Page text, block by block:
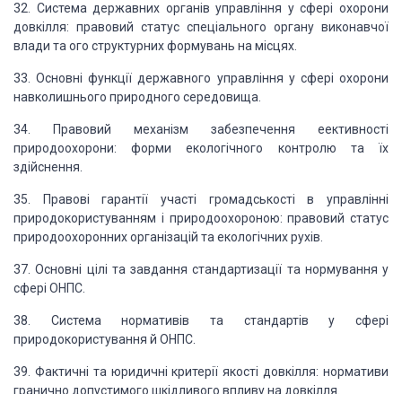
32. Система державних органів управління у сфері охорони
довкілля: правовий статус спеціального органу виконавчої
влади та ого структурних формувань на місцях.
33. Основні функції державного управління у сфері охорони
навколишнього природного середовища.
34. Правовий механізм забезпечення еективності
природоохорони: форми екологічного контролю та їх
здійснення.
35. Правові гарантії участі громадськості в управлінні
природокористуванням і природоохороною: правовий статус
природоохоронних організацій та екологічних рухів.
37. Основні цілі та завдання стандартизації та нормування у
сфері ОНПС.
38. Система нормативів та стандартів у сфері
природокористування й ОНПС.
39. Фактичні та юридичні критерії якості довкілля: нормативи
гранично допустимого шкідливого впливу на довкілля.